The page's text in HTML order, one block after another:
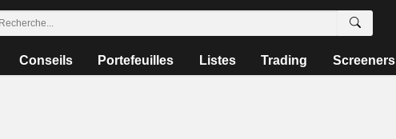
Conseils Portefeuilles Listes Trading Screeners